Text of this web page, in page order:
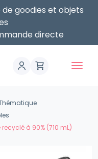
goodies et objets
directe
à 90% (710 mL)